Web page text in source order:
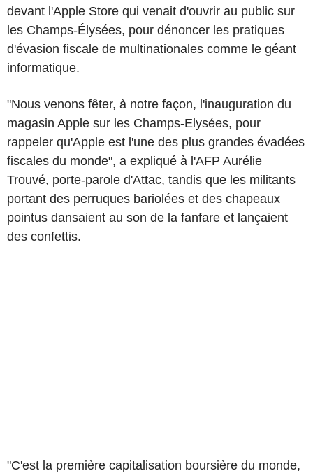
devant l'Apple Store qui venait d'ouvrir au public sur
les Champs-Élysées, pour dénoncer les pratiques
d'évasion fiscale de multinationales comme le géant
informatique.
"Nous venons fêter, à notre façon, l'inauguration du
magasin Apple sur les Champs-Elysées, pour
rappeler qu'Apple est l'une des plus grandes évadées
fiscales du monde", a expliqué à l'AFP Aurélie
Trouvé, porte-parole d'Attac, tandis que les militants
portant des perruques bariolées et des chapeaux
pointus dansaient au son de la fanfare et lançaient
des confettis.
"C'est la première capitalisation boursière du monde,